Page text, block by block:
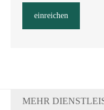
einreichen
MEHR